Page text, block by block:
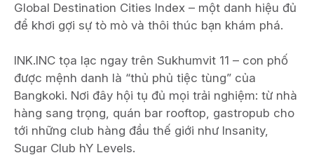
Global Destination Cities Index – một danh hiệu đủ
để khơi gợi sự tò mò và thôi thúc bạn khám phá.
INK.INC tọa lạc ngay trên Sukhumvit 11 – con phố
được mệnh danh là “thủ phủ tiệc tùng” của
Bangkoki. Nơi đây hội tụ đủ mọi trải nghiệm: từ nhà
hàng sang trọng, quán bar rooftop, gastropub cho
tới những club hàng đầu thế giới như Insanity,
Sugar Club hY Levels.